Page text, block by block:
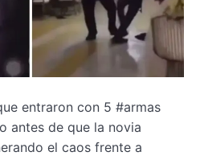
entraron con 5 #armas
antes de que la novia
el caos frente a